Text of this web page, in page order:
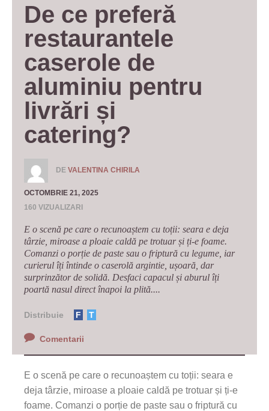
De ce preferă
restaurantele
caserole de
aluminiu pentru
livrări și
catering?
DE VALENTINA CHIRILA
OCTOMBRIE 21, 2025
160 VIZUALIZARI
E o scenă pe care o recunoaștem cu toții: seara e deja
târzie, miroase a ploaie caldă pe trotuar și ți-e foame.
Comanzi o porție de paste sau o friptură cu legume, iar
curierul îți întinde o caserolă argintie, ușoară, dar
surprinzător de solidă. Desfaci capacul și aburul îți
poartă nasul direct înapoi la plită....
Distribuie F T
Comentarii
E o scenă pe care o recunoaștem cu toții: seara e
deja târzie, miroase a ploaie caldă pe trotuar și ți-e
foame. Comanzi o porție de paste sau o friptură cu